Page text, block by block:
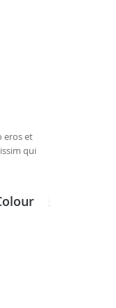
eros et
qui